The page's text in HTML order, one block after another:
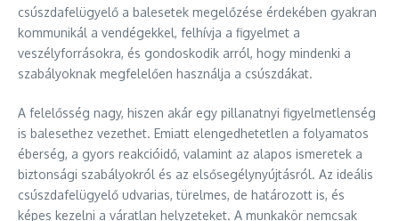
csúszdafelügyelő a balesetek megelőzése érdekében gyakran
kommunikál a vendégekkel, felhívja a figyelmet a
veszélyforrásokra, és gondoskodik arról, hogy mindenki a
szabályoknak megfelelően használja a csúszdákat.
A felelősség nagy, hiszen akár egy pillanatnyi figyelmetlenség
is balesethez vezethet. Emiatt elengedhetetlen a folyamatos
éberség, a gyors reakcióidő, valamint az alapos ismeretek a
biztonsági szabályokról és az elsősegélynyújtásról. Az ideális
csúszdafelügyelő udvarias, türelmes, de határozott is, és
képes kezelni a váratlan helyzeteket. A munkakör nemcsak